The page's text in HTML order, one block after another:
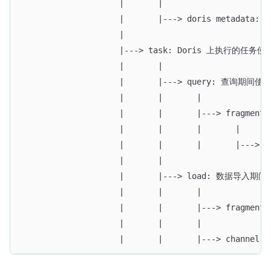
                    |       |
|       |---> doris metadata: BE
                    |
|---> task: Doris 上执行的任务使
                    |       |
|       |---> query: 查询期间使用
                    |       |       |
|       |       |---> fragment:
                    |       |       |       |
|       |       |       |--->
                    |       |
|       |---> load: 数据导入期间
                    |       |       |
|       |       |---> fragment:
                    |       |       |
|       |       |---> channel: